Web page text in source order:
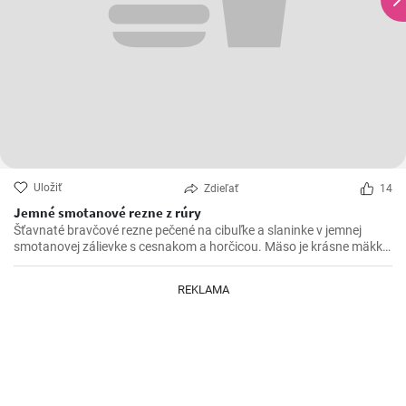
Uložiť Zdieľať 14
Jemné smotanové rezne z rúry
Šťavnaté bravčové rezne pečené na cibuľke a slaninke v jemnej
smotanovej zálievke s cesnakom a horčicou. Mäso je krásne mäkké
a doslova sa rozpadá.
REKLAMA